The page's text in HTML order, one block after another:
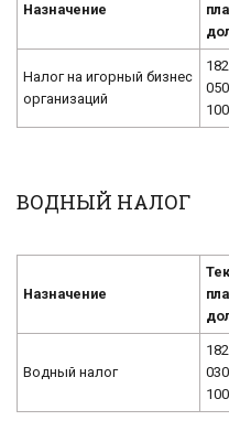
Назначение
Налог на игорный бизнес
организаций
ВОДНЫЙ НАЛОГ
Назначение
Водный налог